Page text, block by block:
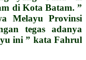
di Kota Batam. ”
Melayu Provinsi
tegas adanya
ini ” kata Fahrul